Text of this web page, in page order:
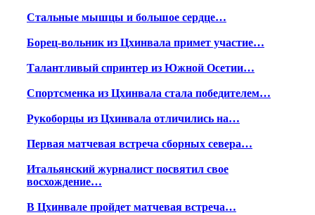
Стальные мышцы и большое сердце…
Борец-вольник из Цхинвала примет участие…
Талантливый спринтер из Южной Осетии…
Спортсменка из Цхинвала стала победителем…
Рукоборцы из Цхинвала отличились на…
Первая матчевая встреча сборных севера…
Итальянский журналист посвятил свое
восхождение…
В Цхинвале пройдет матчевая встреча…